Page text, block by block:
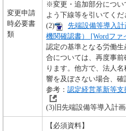
変更申請
時必要書
類
※変更・追加部分につい
よう下線等を引いてくだ
(2)
先端設備等導入
機関確認書） [Wordファ
認定の基準となる労働
合については、再度事
ります。他方で、法人
響を及ぼさない場合、確
参考： 認定経営革新等支
(3)旧先端設備等導入計
【必須資料】